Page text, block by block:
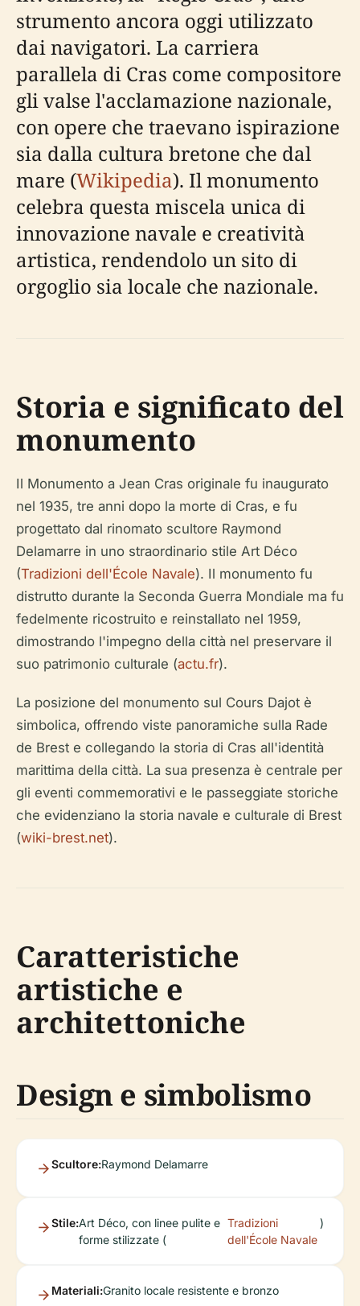
strumento ancora oggi utilizzato
dai navigatori. La carriera
parallela di Cras come compositore
gli valse l'acclamazione nazionale,
con opere che traevano ispirazione
sia dalla cultura bretone che dal
mare (Wikipedia). Il monumento
celebra questa miscela unica di
innovazione navale e creatività
artistica, rendendolo un sito di
orgoglio sia locale che nazionale.
Storia e significato del
monumento
Il Monumento a Jean Cras originale fu inaugurato
nel 1935, tre anni dopo la morte di Cras, e fu
progettato dal rinomato scultore Raymond
Delamarre in uno straordinario stile Art Déco
(Tradizioni dell'École Navale). Il monumento fu
distrutto durante la Seconda Guerra Mondiale ma fu
fedelmente ricostruito e reinstallato nel 1959,
dimostrando l'impegno della città nel preservare il
suo patrimonio culturale (actu.fr).
La posizione del monumento sul Cours Dajot è
simbolica, offrendo viste panoramiche sulla Rade
de Brest e collegando la storia di Cras all'identità
marittima della città. La sua presenza è centrale per
gli eventi commemorativi e le passeggiate storiche
che evidenziano la storia navale e culturale di Brest
(wiki-brest.net).
Caratteristiche
artistiche e
architettoniche
Design e simbolismo
Scultore:Raymond Delamarre
Stile:Art Déco, con linee pulite e
forme stilizzate (
Tradizioni
dell'École Navale
)
Materiali:Granito locale resistente e bronzo